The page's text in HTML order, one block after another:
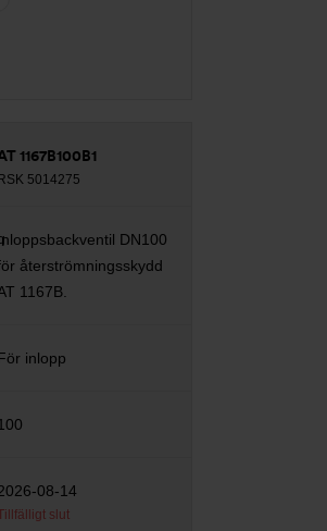
1167B100B1
5014275
DN100
återströmningsskydd
1167B.
inlopp
08-14
slut